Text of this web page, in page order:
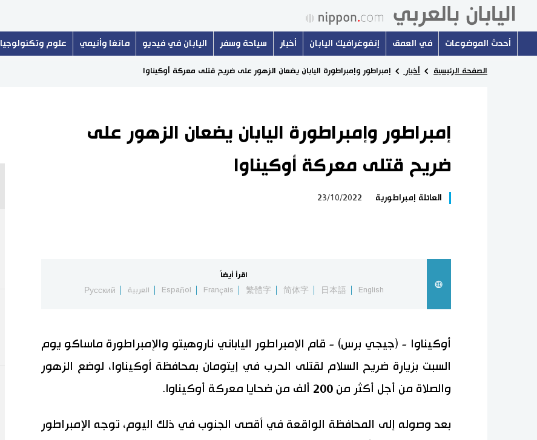
أحدث الموضوعات في العمق إنفوغرافيك اليابان أخبار سياحة وسفر اليابان في فيديو مانغا وأنيمي علوم وتكنولوجيا
الصفحة الرئيسية أخبار إمبراطور وإمبراطورة اليابان يضعان الزهور على ضريح قتلى معركة أوكيناوا
إمبراطور وإمبراطورة اليابان يضعان الزهور على
ضريح قتلى معركة أوكيناوا
العائلة إمبراطورية 23/10/2022
اقرأ أيضاً
English
日本語
简体字
繁體字
Français
Español العربية Русский
أوكيناوا - (جيجي برس) - قام الإمبراطور الياباني ناروهيتو والإمبراطورة ماساكو يوم
السبت بزيارة ضريح السلام لقتلى الحرب في إيتومان بمحافظة أوكيناوا، لوضع الزهور
والصلاة من أجل أكثر من 200 ألف من ضحايا معركة أوكيناوا.
بعد وصوله إلى المحافظة الواقعة في أقصى الجنوب في ذلك اليوم، توجه الإمبراطور